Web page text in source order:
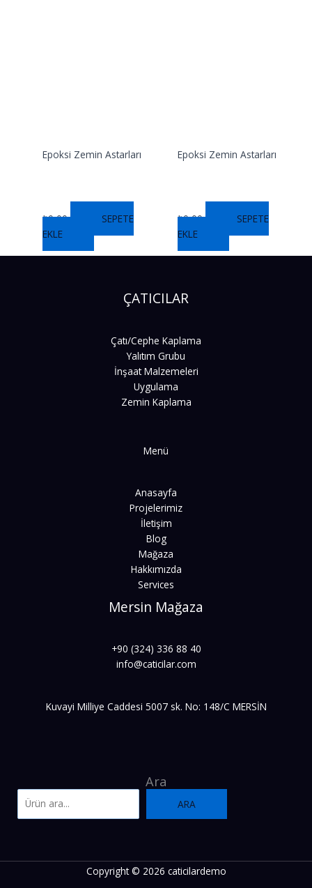
Epoksi Zemin Astarları
₺0,00
SEPETE
EKLE
Epoksi Zemin Astarları
₺0,00
SEPETE
EKLE
ÇATICILAR
Çatı/Cephe Kaplama
Yalıtım Grubu
İnşaat Malzemeleri
Uygulama
Zemin Kaplama
Menü
Anasayfa
Projelerimiz
İletişim
Blog
Mağaza
Hakkımızda
Services
Mersin Mağaza
+90 (324) 336 88 40
info@caticilar.com
Kuvayi Milliye Caddesi 5007 sk. No: 148/C MERSİN
Ara
ARA
Copyright © 2026 caticilardemo